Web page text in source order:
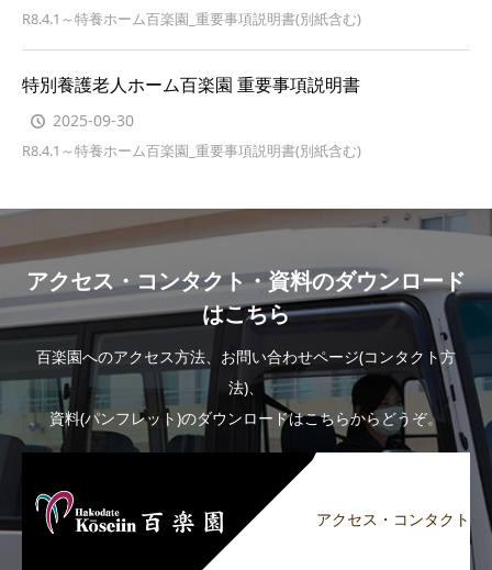
R8.4.1～特養ホーム百楽園_重要事項説明書(別紙含む)
特別養護老人ホーム百楽園 重要事項説明書
2025-09-30
R8.4.1～特養ホーム百楽園_重要事項説明書(別紙含む)
アクセス・コンタクト・資料のダウンロード
はこちら
百楽園へのアクセス方法、お問い合わせページ(コンタクト方
法)、
資料(パンフレット)のダウンロードはこちらからどうぞ。
アクセス・コンタクト